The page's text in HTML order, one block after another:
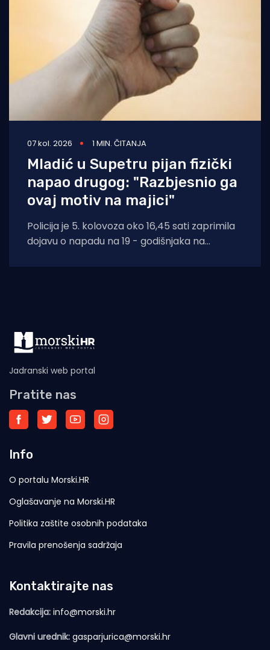
07 kol. 2026 1 MIN. ČITANJA
Mladić u Supetru pijan fizički
napao drugog: "Razbjesnio ga
ovaj motiv na majici"
Policija je 5. kolovoza oko 16,45 sati zaprimila
dojavu o napadu na 19 - godišnjaka na
Jadranski web portal
Pratite nas
Info
O portalu Morski.HR
Oglašavanje na Morski.HR
Politika zaštite osobnih podataka
Pravila prenošenja sadržaja
Kontaktirajte nas
Redakcija: info@morski.hr
Glavni urednik: gasparjurica@morski.hr